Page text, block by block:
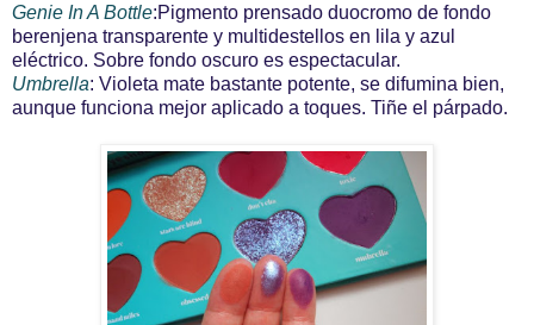
Genie In A Bottle:Pigmento prensado duocromo de fondo
berenjena transparente y multidestellos en lila y azul
eléctrico. Sobre fondo oscuro es espectacular.
Umbrella: Violeta mate bastante potente, se difumina bien,
aunque funciona mejor aplicado a toques. Tiñe el párpado.